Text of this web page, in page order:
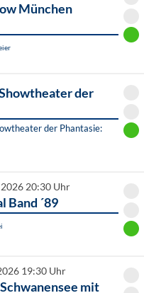
München
der
der Phantasie:
20:30 Uhr
Band ´89
19:30 Uhr
mit